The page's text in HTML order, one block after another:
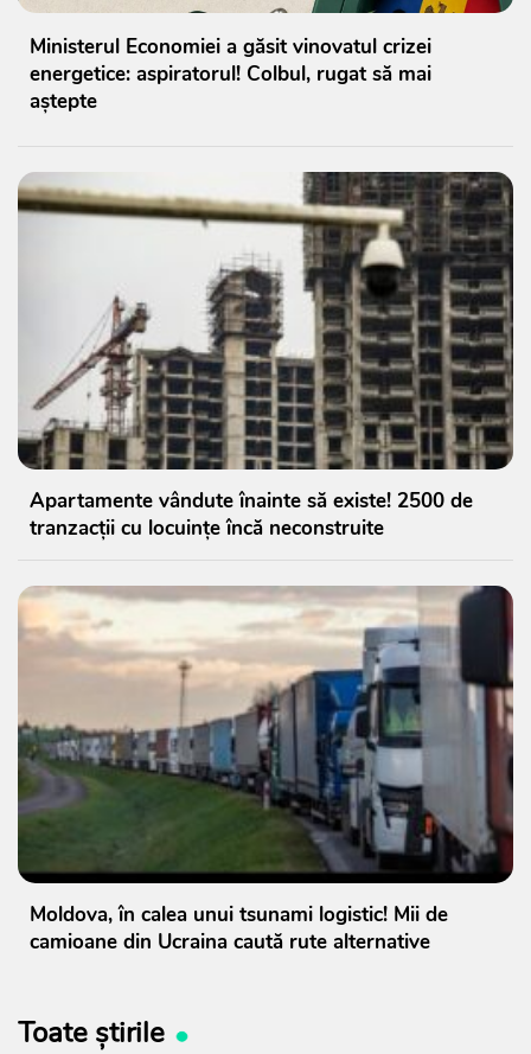
Ministerul Economiei a găsit vinovatul crizei
energetice: aspiratorul! Colbul, rugat să mai
aștepte
Apartamente vândute înainte să existe! 2500 de
tranzacții cu locuințe încă neconstruite
Moldova, în calea unui tsunami logistic! Mii de
camioane din Ucraina caută rute alternative
Toate știrile